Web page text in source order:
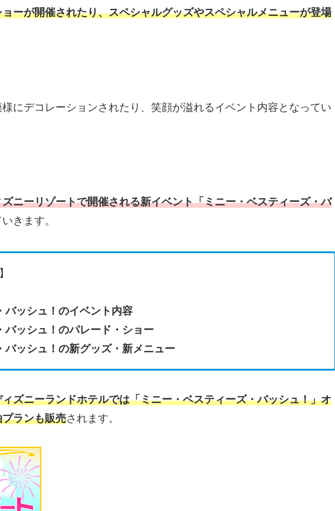
ーが開催されたり、スペシャルグッズやスペシャルメニューが登場
にデコレーションされたり、笑顔が溢れるイベント内容となってい
ニーリゾートで開催される新イベント「ミニー・ベスティーズ・バ
きます。
】
バッシュ！のイベント内容
バッシュ！のパレード・ショー
バッシュ！の新グッズ・新メニュー
ズニーランドホテルでは「ミニー・ベスティーズ・バッシュ！」オ
ランも販売されます。